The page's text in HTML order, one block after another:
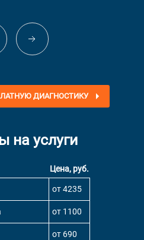
ДИАГНОСТИКУ
на услуги
Цена, руб.
от 4235
от 1100
от 690